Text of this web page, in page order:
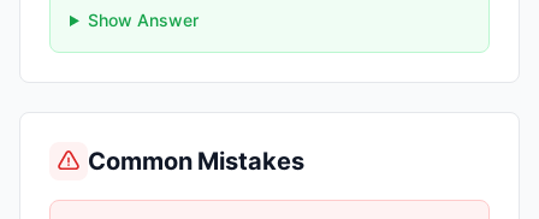
Show Answer
Common Mistakes